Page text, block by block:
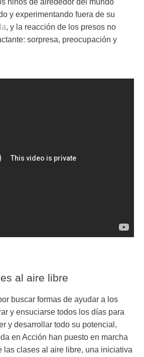
niños de alrededor del mundo
y experimentando fuera de su
, y la reacción de los presos no
sorpresa, preocupación y
al aire libre
buscar formas de ayudar a los
y ensuciarse todos los días para
y desarrollar todo su potencial,
en Acción han puesto en marcha
las clases al aire libre, una iniciativa